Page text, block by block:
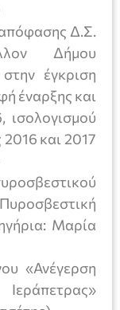
Δ.Σ.
Δήμου
έγκριση
έναρξης και
ισολογισμού
και 2017
Μαρία
«Ανέγερση